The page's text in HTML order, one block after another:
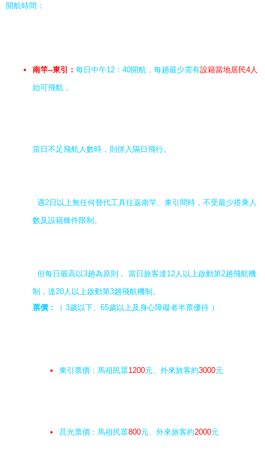
開航時間：
南竿--東引： 每日中午12：40開航，每趟最少需有設籍當地居民4人
始可飛航，
當日不足飛航人數時，則併入隔日飛行。
遇2日以上無任何替代工具往返南竿、東引間時，不受最少搭乘人
數及設籍條件限制。
但每日最高以3趟為原則， 當日旅客達12人以上啟動第2趟飛航機
制，達20人以上啟動第3趟飛航機制。
票價：
（ 3歲以下、65歲以上及身心障礙者半票優待 ）
東引票價：馬祖民眾 1200元、外來旅客約3000元
莒光票價：馬祖民眾800元、外來旅客約2000元